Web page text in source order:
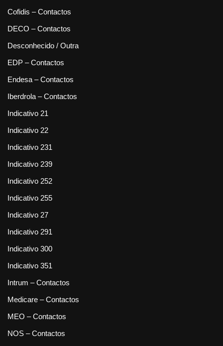
Cofidis – Contactos
DECO – Contactos
Desconhecido / Outra
EDP – Contactos
Endesa – Contactos
Iberdrola – Contactos
Indicativo 21
Indicativo 22
Indicativo 231
Indicativo 239
Indicativo 252
Indicativo 255
Indicativo 27
Indicativo 291
Indicativo 300
Indicativo 351
Intrum – Contactos
Medicare – Contactos
MEO – Contactos
NOS – Contactos